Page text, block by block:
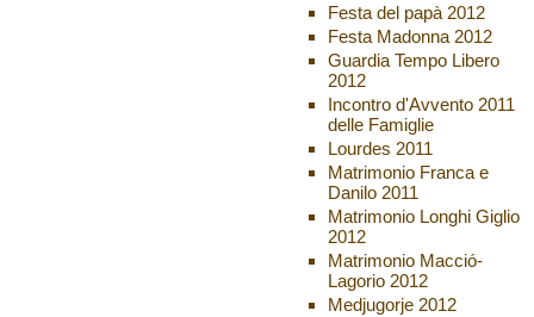
Festa del papà 2012
Festa Madonna 2012
Guardia Tempo Libero
2012
Incontro d'Avvento 2011
delle Famiglie
Lourdes 2011
Matrimonio Franca e
Danilo 2011
Matrimonio Longhi Giglio
2012
Matrimonio Macció-
Lagorio 2012
Medjugorje 2012